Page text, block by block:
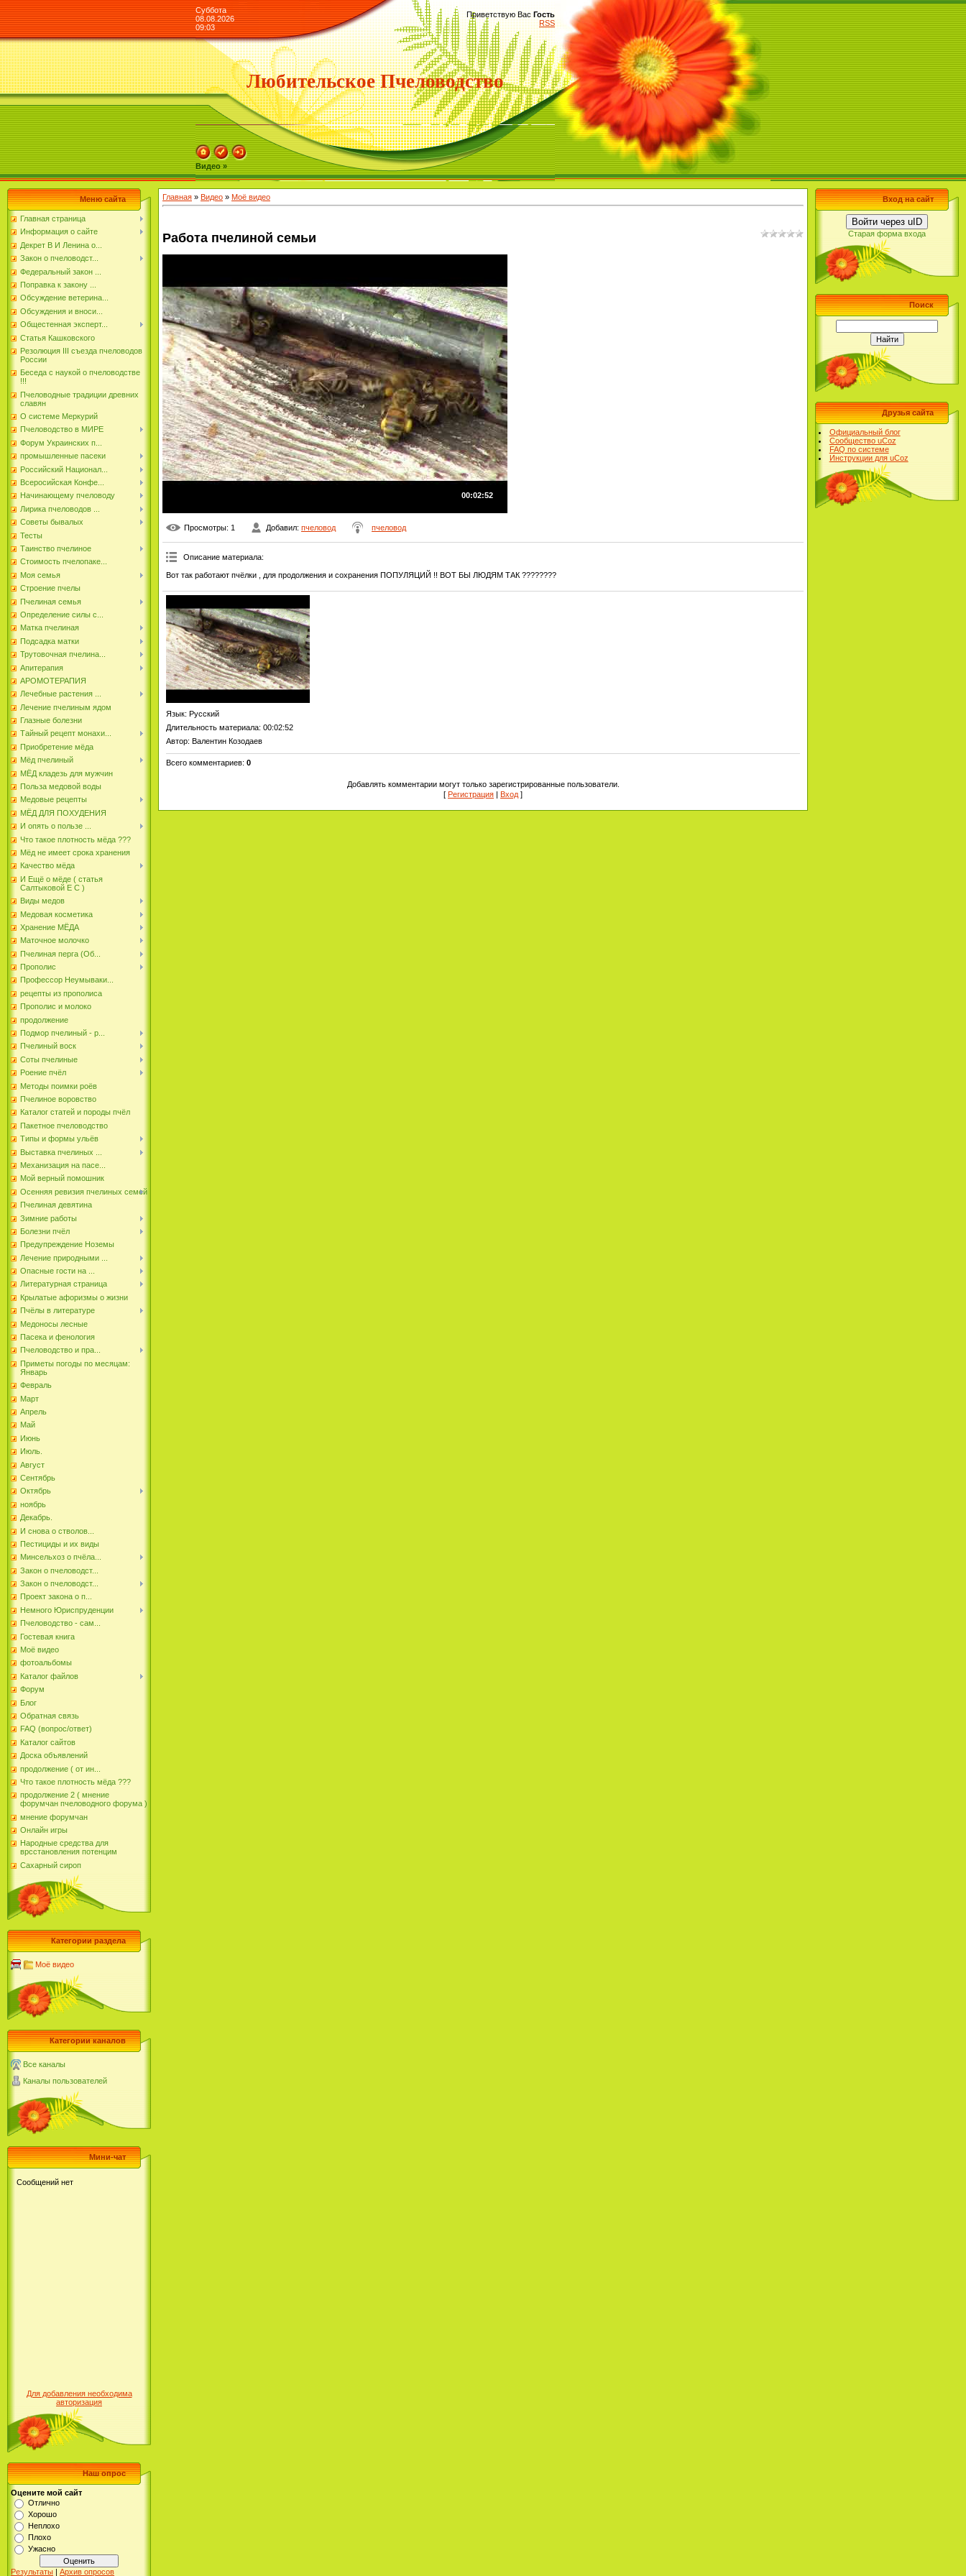
Суббота
08.08.2026
09:03
Приветствую Вас Гость
RSS
Любительское Пчеловодство
Видео »
Меню сайта
Главная страница
Информация о сайте
Декрет В И Ленина о...
Закон о пчеловодст...
Федеральный закон ...
Поправка к закону ...
Обсуждение ветерина...
Обсуждения и вноси...
Общестенная эксперт...
Статья Кашковского
Резолюция III съезда пчеловодов
России
Беседа с наукой о пчеловодстве
!!!
Пчеловодные традиции древних
славян
О системе Меркурий
Пчеловодство в МИРЕ
Форум Украинских п...
промышленные пасеки
Российский Национал...
Всеросийская Конфе...
Начинающему пчеловоду
Лирика пчеловодов ...
Советы бывалых
Тесты
Таинство пчелиное
Стоимость пчелопаке...
Моя семья
Строение пчелы
Пчелиная семья
Определение силы с...
Матка пчелиная
Подсадка матки
Трутовочная пчелина...
Апитерапия
АРОМОТЕРАПИЯ
Лечебные растения ...
Лечение пчелиным ядом
Глазные болезни
Тайный рецепт монахи...
Приобретение мёда
Мёд пчелиный
МЁД кладезь для мужчин
Польза медовой воды
Медовые рецепты
МЁД ДЛЯ ПОХУДЕНИЯ
И опять о пользе ...
Что такое плотность мёда ???
Мёд не имеет срока хранения
Качество мёда
И Ещё о мёде ( статья
Салтыковой Е С )
Виды медов
Медовая косметика
Хранение МЁДА
Маточное молочко
Пчелиная перга (Об...
Прополис
Профессор Неумываки...
рецепты из прополиса
Прополис и молоко
продолжение
Подмор пчелиный - р...
Пчелиный воск
Соты пчелиные
Роение пчёл
Методы поимки роёв
Пчелиное воровство
Каталог статей и породы пчёл
Пакетное пчеловодство
Типы и формы ульёв
Выставка пчелиных ...
Механизация на пасе...
Мой верный помошник
Осенняя ревизия пчелиных семей
Пчелиная девятина
Зимние работы
Болезни пчёл
Предупреждение Ноземы
Лечение природными ...
Опасные гости на ...
Литературная страница
Крылатые афоризмы о жизни
Пчёлы в литературе
Медоносы лесные
Пасека и фенология
Пчеловодство и пра...
Приметы погоды по месяцам:
Январь
Февраль
Март
Апрель
Май
Июнь
Июль.
Август
Сентябрь
Октябрь
ноябрь
Декабрь.
И снова о стволов...
Пестициды и их виды
Минсельхоз о пчёла...
Закон о пчеловодст...
Закон о пчеловодст...
Проект закона о п...
Немного Юриспруденции
Пчеловодство - сам...
Гостевая книга
Моё видео
фотоальбомы
Каталог файлов
Форум
Блог
Обратная связь
FAQ (вопрос/ответ)
Каталог сайтов
Доска объявлений
продолжение ( от ин...
Что такое плотность мёда ???
продолжение 2 ( мнение
форумчан пчеловодного форума )
мнение форумчан
Онлайн игры
Народные средства для
врсстановления потенцим
Сахарный сироп
Категории раздела
Моё видео
Категории каналов
Все каналы
Каналы пользователей
Мини-чат
Для добавления необходима
авторизация
Наш опрос
Оцените мой сайт
Отлично
Хорошо
Неплохо
Плохо
Ужасно
Результаты | Архив опросов
Главная » Видео » Моё видео
Работа пчелиной семьи
00:02:52
Просмотры: 1 Добавил: пчеловод пчеловод
Описание материала:
Вот так работают пчёлки , для продолжения и сохранения ПОПУЛЯЦИЙ !! ВОТ БЫ ЛЮДЯМ ТАК ????????
Язык: Русский
Длительность материала: 00:02:52
Автор: Валентин Козодаев
Всего комментариев: 0
Добавлять комментарии могут только зарегистрированные пользователи.
[ Регистрация | Вход ]
Вход на сайт
Войти через uID
Старая форма входа
Поиск
Друзья сайта
Официальный блог
Сообщество uCoz
FAQ по системе
Инструкции для uCoz